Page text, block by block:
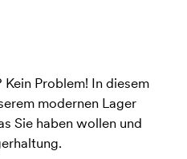
Problem! In diesem
modernen Lager
Sie haben wollen und